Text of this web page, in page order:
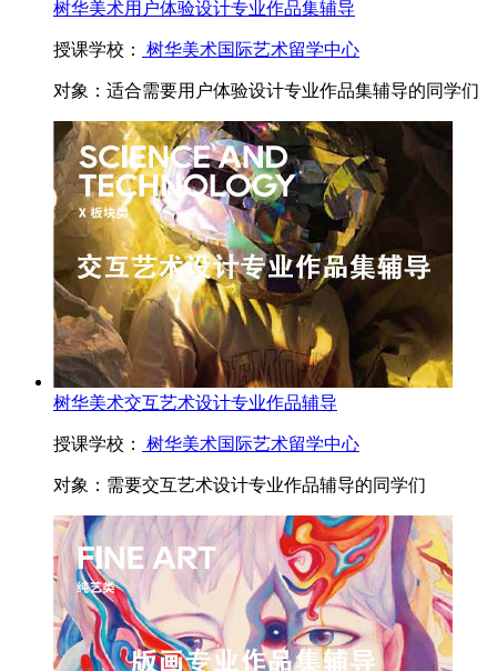
树华美术用户体验设计专业作品集辅导
授课学校： 树华美术国际艺术留学中心
对象： 适合需要用户体验设计专业作品集辅导的同学们
树华美术交互艺术设计专业作品辅导
授课学校： 树华美术国际艺术留学中心
对象： 需要交互艺术设计专业作品辅导的同学们